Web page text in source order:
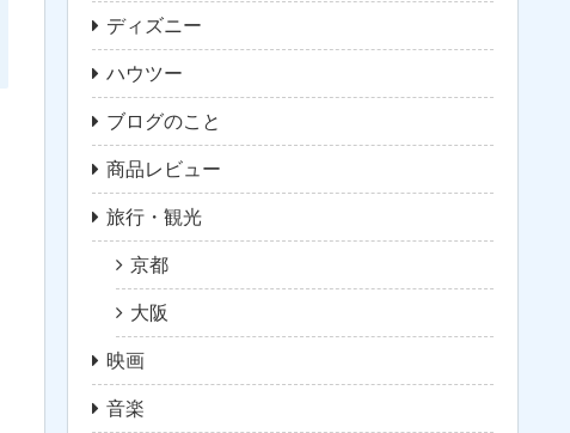
ディズニー
ハウツー
ブログのこと
商品レビュー
旅行・観光
京都
大阪
映画
音楽